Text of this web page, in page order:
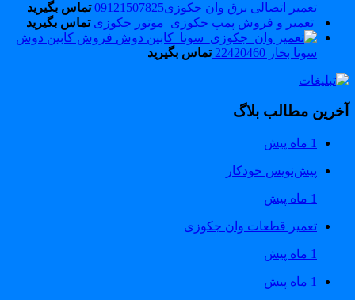
تعمیر اتصالی برق وان جکوزی09121507825
تماس بگیرید
تعمیر و فروش پمپ جکوزی_موتور جکوزی تماس بگیرید
فروش کابین دوش
سونا بخار 22420460
تماس بگیرید
مطالب بلاگ
1 ماه پیش
پیش‌نویس خودکار
تعمیر قطعات وان جکوزی
1 ماه پیش